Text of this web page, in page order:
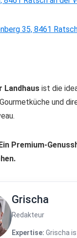
Landhaus ist die
und
Ein Premium-
Grischa
Redakteur
Expertise: Grischa